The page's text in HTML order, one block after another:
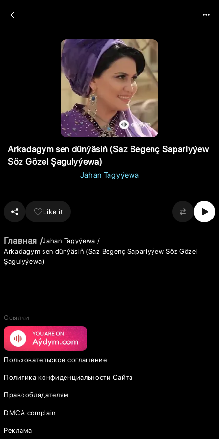
Arkadagym sen dünýäsiň (Saz Begenç Saparlyýew
Söz Gözel Şagulyýewa)
Jahan Tagyýewa
Like it
Главная
Jahan Tagyýewa
Arkadagym sen dünýäsiň (Saz Begenç Saparlyýew Söz Gözel
Şagulyýewa)
Ссылки
Пользовательское соглашение
Политика конфиденциальности Сайта
Правообладателям
DMCA complain
Реклама